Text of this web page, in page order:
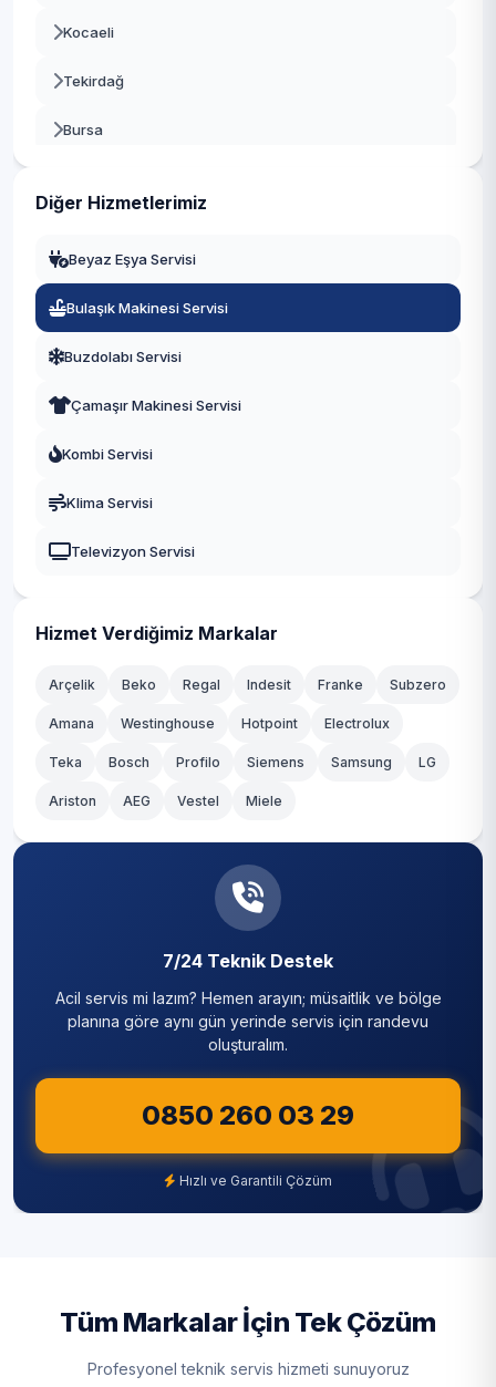
Kocaeli
Tekirdağ
Bursa
Diğer Hizmetlerimiz
Beyaz Eşya Servisi
Bulaşık Makinesi Servisi
Buzdolabı Servisi
Çamaşır Makinesi Servisi
Kombi Servisi
Klima Servisi
Televizyon Servisi
Hizmet Verdiğimiz Markalar
Arçelik Beko Regal Indesit Franke Subzero
Amana Westinghouse Hotpoint Electrolux
Teka Bosch Profilo Siemens Samsung LG
Ariston AEG Vestel Miele
7/24 Teknik Destek
Acil servis mi lazım? Hemen arayın; müsaitlik ve bölge
planına göre aynı gün yerinde servis için randevu
oluşturalım.
0850 260 03 29
Hızlı ve Garantili Çözüm
Tüm Markalar İçin Tek Çözüm
Profesyonel teknik servis hizmeti sunuyoruz